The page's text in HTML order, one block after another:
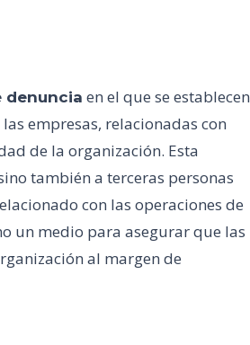
denuncia en el que se establecen
empresas, relacionadas con
de la organización. Esta
también a terceras personas
con las operaciones de
un medio para asegurar que las
al margen de